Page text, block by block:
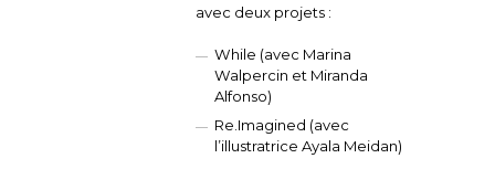
avec deux projets :
While (avec Marina
Walpercin et Miranda
Alfonso)
Re.Imagined (avec
l’illustratrice Ayala Meidan)